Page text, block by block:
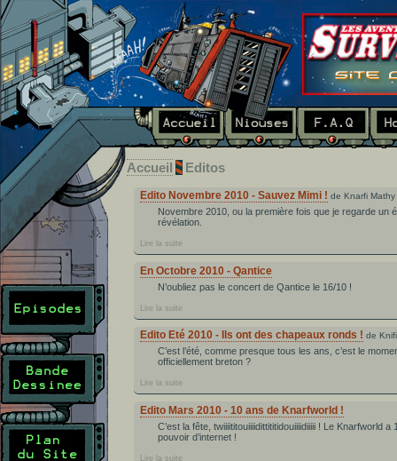
Accueil Editos
Edito Novembre 2010 - Sauvez Mimi ! de Knarfi Mathy
Novembre 2010, ou la première fois que je regarde un
révélation.
Lire la suite
En Octobre 2010 - Qantice
N’oubliez pas le concert de Qantice le 16/10 !
Lire la suite
Edito Eté 2010 - Ils ont des chapeaux ronds ! de
C’est l’été, comme presque tous les ans, c’est le
officiellement breton ?
Lire la suite
Edito Mars 2010 - 10 ans de Knarfworld !
C’est la fête, twiiiititouiiiidittititidouiiiidiiiii ! Le Knarfworld
pouvoir d’internet !
Lire la suite